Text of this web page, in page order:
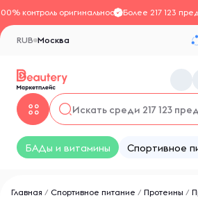
контроль оригинальностиБолее 217 123
Москва
RUB
БАДы и витамины Спортивное
Главная / Спортивное питание / Протеины /